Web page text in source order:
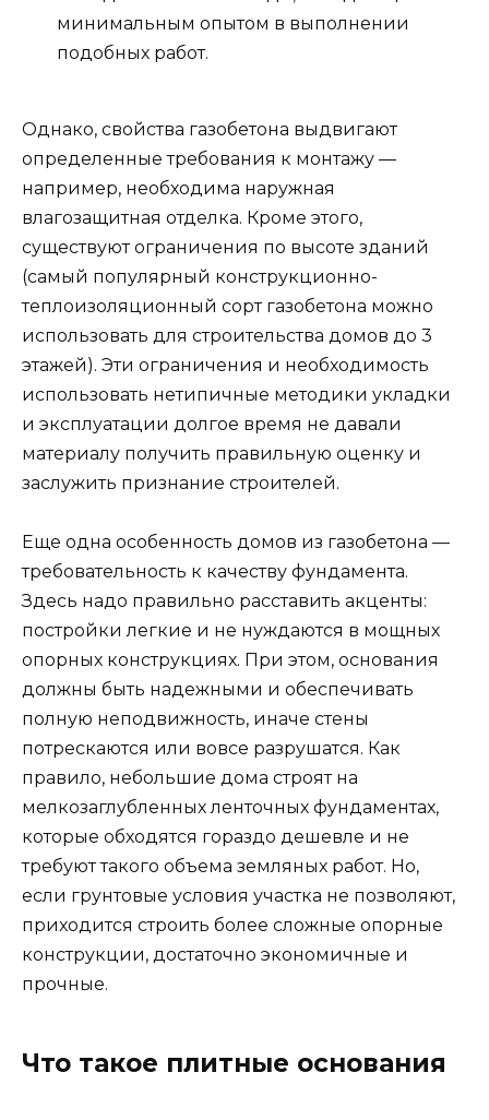
минимальным опытом в выполнении
подобных работ.
Однако, свойства газобетона выдвигают
определенные требования к монтажу —
например, необходима наружная
влагозащитная отделка. Кроме этого,
существуют ограничения по высоте зданий
(самый популярный конструкционно-
теплоизоляционный сорт газобетона можно
использовать для строительства домов до 3
этажей). Эти ограничения и необходимость
использовать нетипичные методики укладки
и эксплуатации долгое время не давали
материалу получить правильную оценку и
заслужить признание строителей.
Еще одна особенность домов из газобетона —
требовательность к качеству фундамента.
Здесь надо правильно расставить акценты:
постройки легкие и не нуждаются в мощных
опорных конструкциях. При этом, основания
должны быть надежными и обеспечивать
полную неподвижность, иначе стены
потрескаются или вовсе разрушатся. Как
правило, небольшие дома строят на
мелкозаглубленных ленточных фундаментах,
которые обходятся гораздо дешевле и не
требуют такого объема земляных работ. Но,
если грунтовые условия участка не позволяют,
приходится строить более сложные опорные
конструкции, достаточно экономичные и
прочные.
Что такое плитные основания